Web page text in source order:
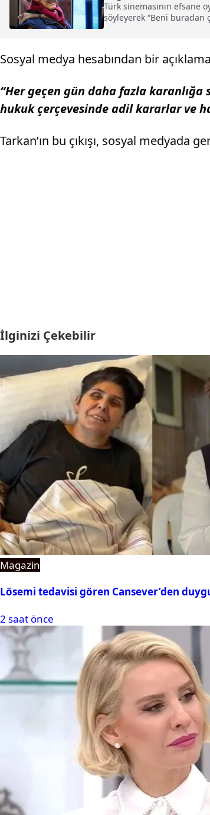
Türk sinemasının efsane
söyleyerek “Beni buradan
Sosyal medya hesabından bir
“Her geçen gün daha fazla
hukuk çerçevesinde adil kararlar ve
Tarkan’ın bu çıkışı, sosyal medyada
İlginizi Çekebilir
Magazin
Lösemi tedavisi gören Cansever’den
2 saat önce